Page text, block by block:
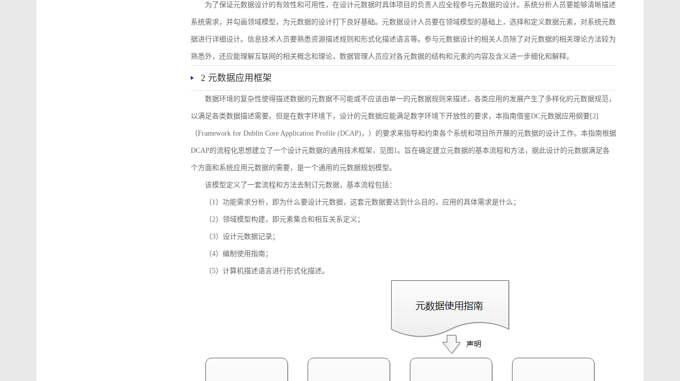
为了保证元数据设计的有效性和可用性，在设计元数据时具体项目的负责人应全程参与元数据的设计。系统分析人员要能够清晰描述
系统需求，并勾画领域模型，为元数据的设计打下良好基础。元数据设计人员要在领域模型的基础上，选择和定义数据元素，对系统元数
据进行详细设计。信息技术人员要熟悉资源描述规则和形式化描述语言等。参与元数据设计的相关人员除了对元数据的相关理论方法较为
熟悉外，还应能理解互联网的相关概念和理论，数据管理人员应对各元数据的结构和元素的内容及含义进一步细化和解释。
2 元数据应用框架
数据环境的复杂性使得描述数据的元数据不可能或不应该由单一的元数据规则来描述，各类应用的发展产生了多样化的元数据规范，
以满足各类数据描述需要。但是在数字环境下，设计的元数据应能满足数字环境下开放性的要求，本指南借鉴DC元数据应用纲要[2]
（Framework for Dublin Core Application Profile (DCAP)，）的要求来指导和约束各个系统和项目所开展的元数据的设计工作。本指南根据
DCAP的流程化思想建立了一个设计元数据的通用技术框架，见图1。旨在确定建立元数据的基本流程和方法，据此设计的元数据满足各
个方面和系统应用元数据的需要，是一个通用的元数据规划模型。
该模型定义了一套流程和方法去制订元数据，基本流程包括：
（1）功能需求分析，即为什么要设计元数据，这套元数据要达到什么目的，应用的具体需求是什么；
（2）领域模型构建，即元素集合和相互关系定义；
（3）设计元数据记录；
（4）编制使用指南；
（5）计算机描述语言进行形式化描述。